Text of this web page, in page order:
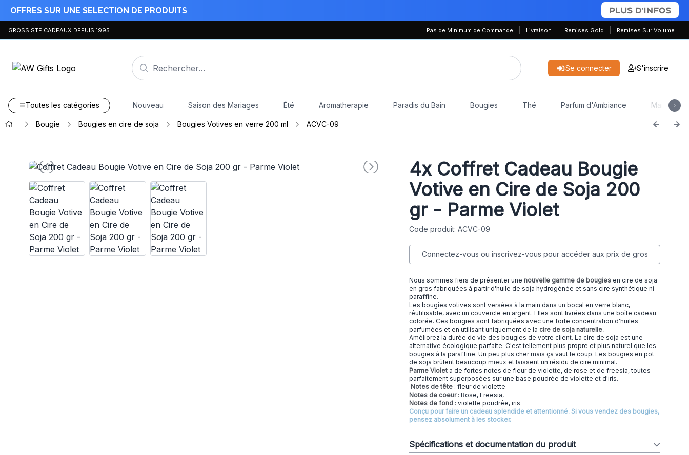
OFFRES SUR UNE SELECTION DE PRODUITS PLUS D'INFOS
GROSSISTE CADEAUX DEPUIS 1995 Pas de Minimum de Commande Livraison Remises Gold Remises Sur Volume
Se connecter S'inscrire
Toutes les catégories Nouveau Saison des Mariages Été Aromatherapie Paradis du Bain Bougies Thé Parfum d'Ambiance Maison &
Bougie Bougies en cire de soja Bougies Votives en verre 200 ml ACVC-09
4xCoffret Cadeau Bougie
Votive en Cire de Soja 200
gr - Parme Violet
Code produit: ACVC-09
Connectez-vous ou inscrivez-vous pour accéder aux prix de gros
Nous sommes fiers de présenter une nouvelle gamme de bougies en cire de soja
en gros fabriquées à partir d'huile de soja hydrogénée et sans cire synthétique ni
paraffine.
Les bougies votives sont versées à la main dans un bocal en verre blanc,
réutilisable, avec un couvercle en argent. Elles sont livrées dans une boîte cadeau
colorée. Ces bougies sont fabriquées avec une forte concentration d'huiles
parfumées et en utilisant uniquement de la cire de soja naturelle.
Améliorez la durée de vie des bougies de votre client. La cire de soja est une
alternative écologique parfaite. C'est tellement plus propre et plus naturel que les
bougies à la paraffine. Un peu plus cher mais ça vaut le coup. Les bougies en pot
de soja brûlent beaucoup mieux et laissent un résidu de cire minimal.
Parme Violet a de fortes notes de fleur de violette, de rose et de freesia, toutes
parfaitement superposées sur une base poudrée de violette et d'iris.
Notes de tête : fleur de violette
Notes de coeur : Rose, Freesia,
Notes de fond : violette poudrée, iris
Conçu pour faire un cadeau splendide et attentionné. Si vous vendez des bougies,
pensez absolument à les stocker.
Spécifications et documentation du produit